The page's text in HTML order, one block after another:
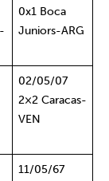
0x1 Boca
Juniors-ARG
02/05/07
2×2 Caracas-
VEN
11/05/67